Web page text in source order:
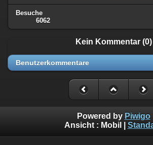
Besuche
6062
Kein Kommentar (0)
Benutzerkommentare
Powered by Piwigo
Ansicht : Mobil